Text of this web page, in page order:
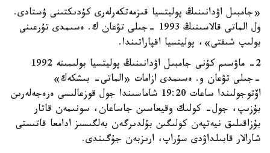
«جامبىل اۋدانىنىڭ پوليتسيا قىزمەتكەرلەرى كۇدىكتىنى ۇستادى.
ول الماتى قالاسىنىڭ 1993 -جىلى تۋعان ك. ەسىمدى تۇرعىنى
بولىپ شىقتى»، پوليتسيا اقپاراتىندا.
2- ماۋسىم كۇنى جامبىل اۋدانىنىڭ پوليتسيا بولىمىنە 1992
-جىلى تۋعان و. ەسىمدى ازامات «الماتى- بىشكەك»
اۆتوجولىندا ساعات 19:20 شاماسىندا جول قوزعالىسى ەرەجەلەرىن
بۇزىپ، جول- كولىك وقيعاسىن جاساعان، سونىمەن قاتار
بۇزاقىلىق نيەتپەن كولىگىن بۇلدىرگەن بەلگىسىز ادامعا قاتىستى
شارالار قابىلداۋدى سۇراپ، ارىزبەن جۇگىندى.